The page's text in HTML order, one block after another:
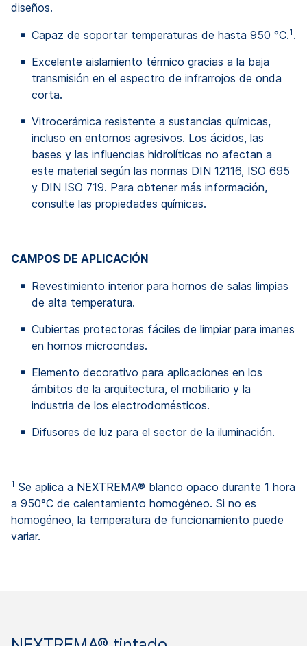
diseños.
Capaz de soportar temperaturas de hasta 950 °C.1 .
Excelente aislamiento térmico gracias a la baja
transmisión en el espectro de infrarrojos de onda
corta.
Vitrocerámica resistente a sustancias químicas,
incluso en entornos agresivos. Los ácidos, las
bases y las influencias hidrolíticas no afectan a
este material según las normas DIN 12116, ISO 695
y DIN ISO 719. Para obtener más información,
consulte las propiedades químicas.
CAMPOS DE APLICACIÓN
Revestimiento interior para hornos de salas limpias
de alta temperatura.
Cubiertas protectoras fáciles de limpiar para imanes
en hornos microondas.
Elemento decorativo para aplicaciones en los
ámbitos de la arquitectura, el mobiliario y la
industria de los electrodomésticos.
Difusores de luz para el sector de la iluminación.
1 Se aplica a NEXTREMA® blanco opaco durante 1 hora
a 950°C de calentamiento homogéneo. Si no es
homogéneo, la temperatura de funcionamiento puede
variar.